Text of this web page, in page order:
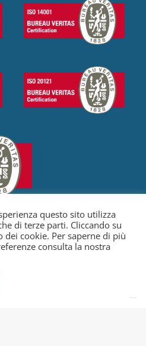
I diritti riservati|P. IVA 16179081001
Policy
questo sito utilizza
di terze parti. Cliccando su
dei cookie. Per saperne di più
consulta la nostra